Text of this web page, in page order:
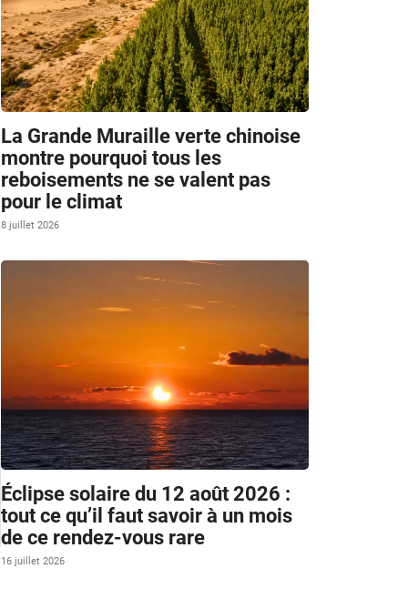
La Grande Muraille verte chinoise
montre pourquoi tous les
reboisements ne se valent pas
pour le climat
8 juillet 2026
Éclipse solaire du 12 août 2026 :
tout ce qu’il faut savoir à un mois
de ce rendez-vous rare
16 juillet 2026